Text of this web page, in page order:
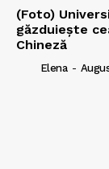
(Foto)
găzduiește
Chineză
Elena -